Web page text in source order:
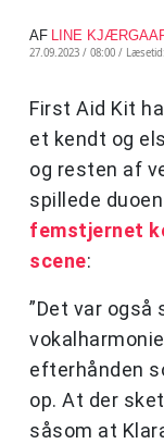
AF LINE
27.09.2023 / 08:00 /
First Aid Kit
et kendt og
og resten af
spillede
femstjernet
scene:
”Det var også
efterhånden
op. At der
såsom at